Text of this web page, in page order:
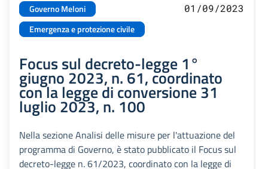
Governo Meloni
Emergenza e protezione civile
01/09/2023
Focus sul decreto-legge 1°
giugno 2023, n. 61, coordinato
con la legge di conversione 31
luglio 2023, n. 100
Nella sezione Analisi delle misure per l'attuazione del
programma di Governo, è stato pubblicato il Focus sul
decreto-legge n. 61/2023, coordinato con la legge di